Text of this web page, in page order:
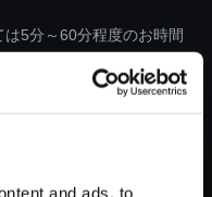
and ads, to
は5分～60分程度のお時間
ードの際には、通信環境